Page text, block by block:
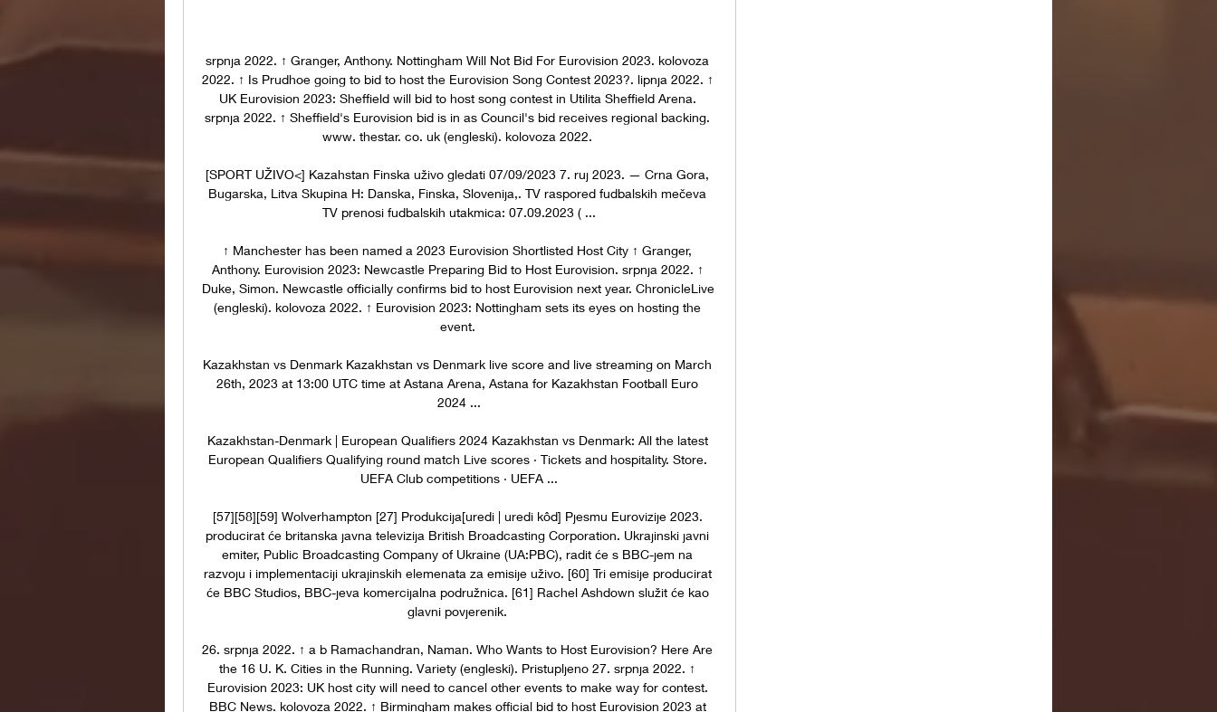
srpnja 2022. ↑ Granger, Anthony. Nottingham Will Not Bid For Eurovision 2023. kolovoza
2022. ↑ Is Prudhoe going to bid to host the Eurovision Song Contest 2023?. lipnja 2022. ↑
UK Eurovision 2023: Sheffield will bid to host song contest in Utilita Sheffield Arena.
srpnja 2022. ↑ Sheffield's Eurovision bid is in as Council's bid receives regional backing.
www. thestar. co. uk (engleski). kolovoza 2022.
[SPORT UŽIVO<] Kazahstan Finska uživo gledati 07/09/2023 7. ruj 2023. — Crna Gora,
Bugarska, Litva Skupina H: Danska, Finska, Slovenija,. TV raspored fudbalskih mečeva
TV prenosi fudbalskih utakmica: 07.09.2023 ( ...
↑ Manchester has been named a 2023 Eurovision Shortlisted Host City ↑ Granger,
Anthony. Eurovision 2023: Newcastle Preparing Bid to Host Eurovision. srpnja 2022. ↑
Duke, Simon. Newcastle officially confirms bid to host Eurovision next year. ChronicleLive
(engleski). kolovoza 2022. ↑ Eurovision 2023: Nottingham sets its eyes on hosting the
event.
Kazakhstan vs Denmark Kazakhstan vs Denmark live score and live streaming on March
26th, 2023 at 13:00 UTC time at Astana Arena, Astana for Kazakhstan Football Euro
2024 ...
Kazakhstan-Denmark | European Qualifiers 2024 Kazakhstan vs Denmark: All the latest
European Qualifiers Qualifying round match Live scores · Tickets and hospitality. Store.
UEFA Club competitions · UEFA ...
[57][58][59] Wolverhampton [27] Produkcija[uredi | uredi kôd] Pjesmu Eurovizije 2023.
producirat će britanska javna televizija British Broadcasting Corporation. Ukrajinski javni
emiter, Public Broadcasting Company of Ukraine (UA:PBC), radit će s BBC-jem na
razvoju i implementaciji ukrajinskih elemenata za emisije uživo. [60] Tri emisije producirat
će BBC Studios, BBC-jeva komercijalna podružnica. [61] Rachel Ashdown služit će kao
glavni povjerenik.
26. srpnja 2022. ↑ a b Ramachandran, Naman. Who Wants to Host Eurovision? Here Are
the 16 U. K. Cities in the Running. Variety (engleski). Pristupljeno 27. srpnja 2022. ↑
Eurovision 2023: UK host city will need to cancel other events to make way for contest.
BBC News. kolovoza 2022. ↑ Birmingham makes official bid to host Eurovision 2023 at